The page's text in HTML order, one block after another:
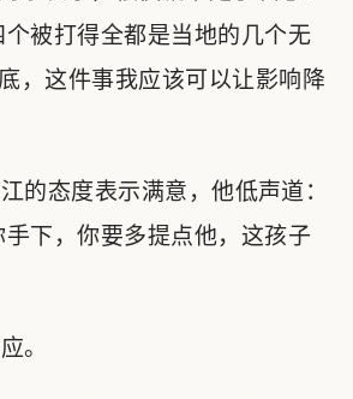
个被打得全都是当地的几个无
，这件事我应该可以让影响降
的态度表示满意，他低声道：
手下，你要多提点他，这孩子
。